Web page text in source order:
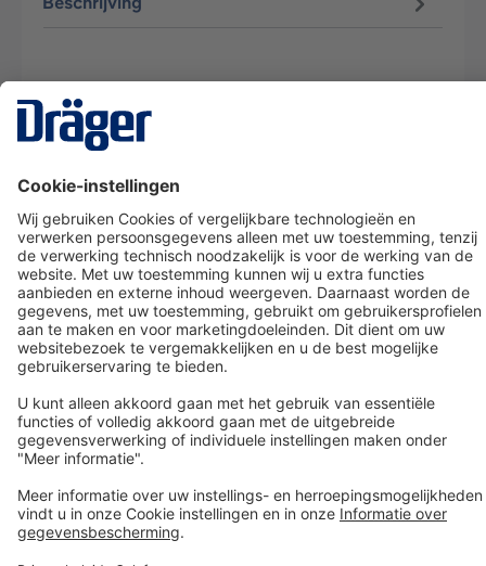
Dräger klantenservice
Over Dräger
Bestellen in onze webshop
Community